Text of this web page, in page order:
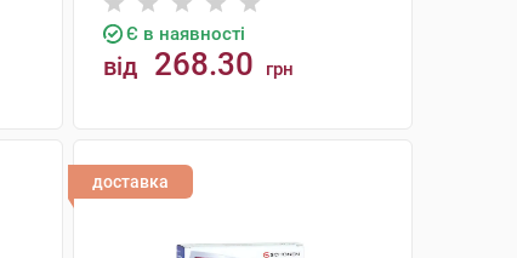
Є в наявності
від 268.30 грн
доставка